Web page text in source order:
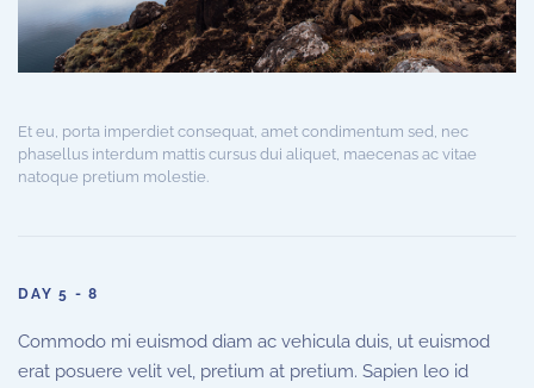
Et eu, porta imperdiet consequat, amet condimentum sed, nec
phasellus interdum mattis cursus dui aliquet, maecenas ac vitae
natoque pretium molestie.
DAY 5 - 8
Commodo mi euismod diam ac vehicula duis, ut euismod
erat posuere velit vel, pretium at pretium. Sapien leo id